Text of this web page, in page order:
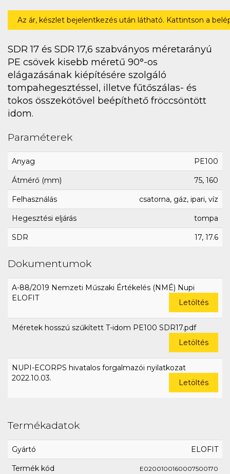
Az ár, készlet bejelentkezés után látható. Kattintson a
SDR 17 és SDR 17,6 szabványos méretarányú
PE csövek kisebb méretű 90°-os
elágazásának kiépítésére szolgáló
tompahegesztéssel, illetve fűtőszálas- és
tokos összekötővel beépíthető fröccsöntött
idom.
Paraméterek
Anyag PE100
Átmérő (mm) 75, 160
Felhasználás csatorna, gáz, ipari, víz
Hegesztési eljárás tompa
SDR 17, 17.6
Dokumentumok
A-88/2019 Nemzeti Műszaki Értékelés (NMÉ) Nupi
ELOFIT
Letöltés
Méretek hosszú szűkített T-idom PE100 SDR17.pdf
Letöltés
NUPI-ECORPS hivatalos forgalmazói nyilatkozat
2022.10.03.
Letöltés
Termékadatok
Gyártó ELOFIT
Termék kód E0200100160007500170